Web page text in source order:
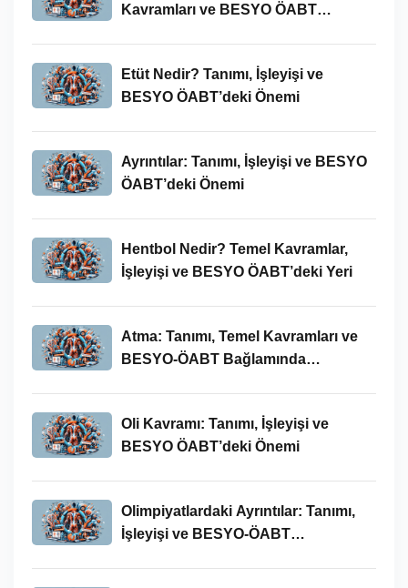
Kavramları ve BESYO ÖABT
Etüt Nedir? Tanımı, İşleyişi ve
BESYO ÖABT’deki Önemi
Ayrıntılar: Tanımı, İşleyişi ve BESYO
ÖABT’deki Önemi
Hentbol Nedir? Temel Kavramlar,
İşleyişi ve BESYO ÖABT’deki Yeri
Atma: Tanımı, Temel Kavramları ve
BESYO-ÖABT Bağlamında
Oli Kavramı: Tanımı, İşleyişi ve
BESYO ÖABT’deki Önemi
Olimpiyatlardaki Ayrıntılar: Tanımı,
İşleyişi ve BESYO-ÖABT